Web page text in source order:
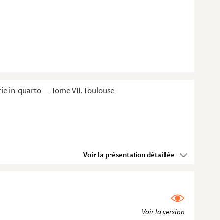
in-quarto — Tome VII. Toulouse
Voir la présentation détaillée